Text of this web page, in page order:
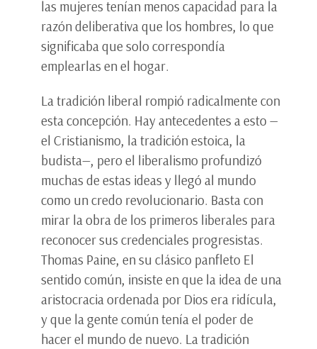
las mujeres tenían menos capacidad para la
razón deliberativa que los hombres, lo que
significaba que solo correspondía
emplearlas en el hogar.
La tradición liberal rompió radicalmente con
esta concepción. Hay antecedentes a esto —
el Cristianismo, la tradición estoica, la
budista—, pero el liberalismo profundizó
muchas de estas ideas y llegó al mundo
como un credo revolucionario. Basta con
mirar la obra de los primeros liberales para
reconocer sus credenciales progresistas.
Thomas Paine, en su clásico panfleto El
sentido común, insiste en que la idea de una
aristocracia ordenada por Dios era ridícula,
y que la gente común tenía el poder de
hacer el mundo de nuevo. La tradición